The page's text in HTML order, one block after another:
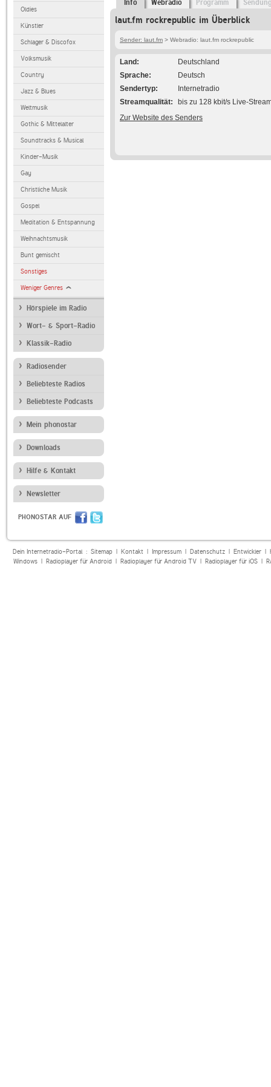
Oldies
Künstler
Schlager & Discofox
Volksmusik
Country
Jazz & Blues
Weltmusik
Gothic & Mittelalter
Soundtracks & Musical
Kinder-Musik
Gay
Christliche Musik
Gospel
Meditation & Entspannung
Weihnachtsmusik
Bunt gemischt
Sonstiges
Weniger Genres
Hörspiele im Radio
Wort- & Sport-Radio
Klassik-Radio
Radiosender
Beliebteste Radios
Beliebteste Podcasts
Mein phonostar
Downloads
Hilfe & Kontakt
Newsletter
PHONOSTAR AUF
Info Webradio Programm
laut.fm rockrepublic im Überblick
Sender: laut.fm > Webradio: laut.fm rockrepublic
Land
Deutschland
Sprache
Deutsch
Sendertyp
Internetradio
Streamqualität
bis zu 128 kbit/s Live-
Zur Website des Senders
Dein Internetradio-Portal : Sitemap| Kontakt| Impressum| Datenschutz| Entwickler|
Windows| Radioplayer für Android| Radioplayer für Android TV| Radioplayer für iOS|